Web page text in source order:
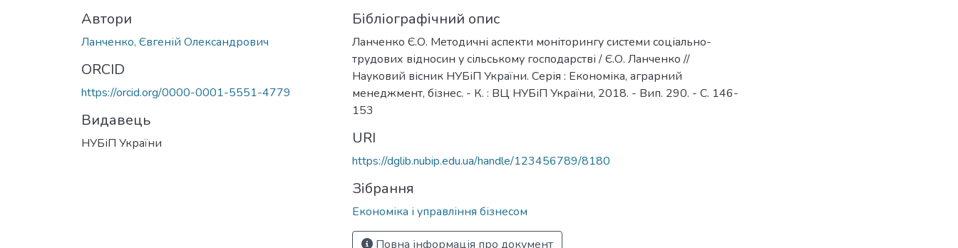
Автори
Ланченко, Євгеній Олександрович
ORCID
https://orcid.org/0000-0001-5551-4779
Видавець
НУБіП України
Бібліографічний опис
Ланченко Є.О. Методичні аспекти моніторингу системи соціально-
трудових відносин у сільському господарстві / Є.О. Ланченко //
Науковий вісник НУБіП України. Серія : Економіка, аграрний
менеджмент, бізнес. - К. : ВЦ НУБіП України, 2018. - Вип. 290. - С. 146-
153
URI
https://dglib.nubip.edu.ua/handle/123456789/8180
Зібрання
Економіка і управління бізнесом
Повна інформація про документ